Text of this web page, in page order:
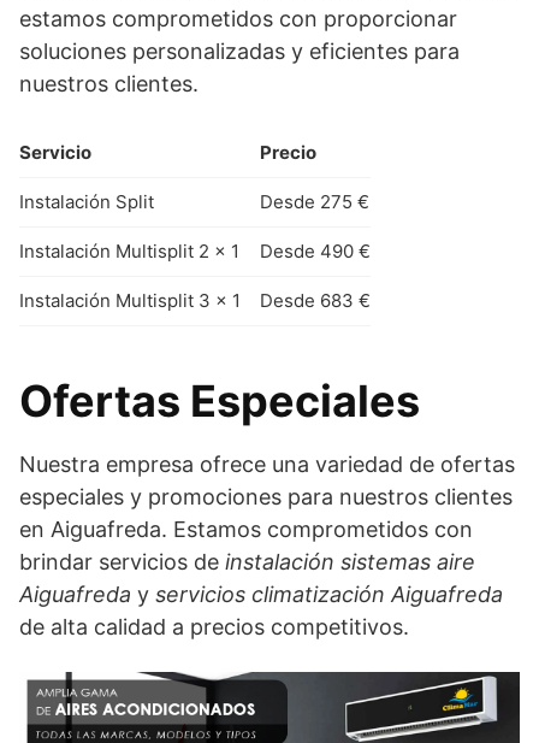
estamos comprometidos con proporcionar
soluciones personalizadas y eficientes para
nuestros clientes.
Servicio Precio
Instalación Split Desde 275 €
Instalación Multisplit 2 x 1 Desde 490 €
Instalación Multisplit 3 x 1 Desde 683 €
Ofertas Especiales
Nuestra empresa ofrece una variedad de ofertas
especiales y promociones para nuestros clientes
en Aiguafreda. Estamos comprometidos con
brindar servicios de instalación sistemas aire
Aiguafreda y servicios climatización Aiguafreda
de alta calidad a precios competitivos.